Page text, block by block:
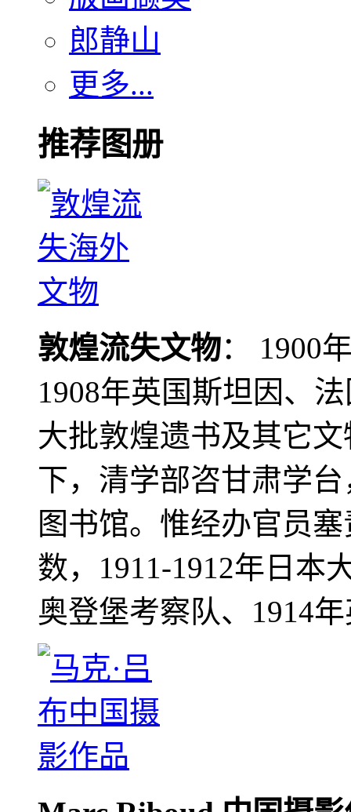
郎静山
更多...
推荐图册
敦煌流失文物： 1900
1908年英国斯坦因、
大批敦煌遗书及其它
下，清学部咨甘肃学
图书馆。惟经办官员
数，1911-1912年日本
奥登堡考察队、1914